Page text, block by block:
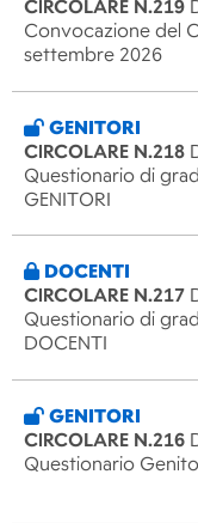
CIRCOLARE N.219
Convocazione del
settembre 2026
GENITORI
CIRCOLARE N.218
Questionario di
GENITORI
DOCENTI
CIRCOLARE N.217
Questionario di
DOCENTI
GENITORI
CIRCOLARE N.216
Questionario